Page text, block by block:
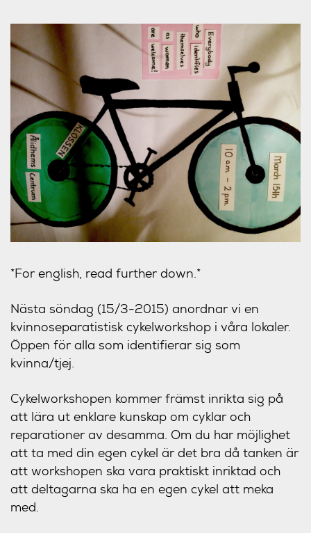
*For english, read further down.*
Nästa söndag (15/3-2015) anordnar vi en
kvinnoseparatistisk cykelworkshop i våra lokaler.
Öppen för alla som identifierar sig som
kvinna/tjej.
Cykelworkshopen kommer främst inrikta sig på
att lära ut enklare kunskap om cyklar och
reparationer av desamma. Om du har möjlighet
att ta med din egen cykel är det bra då tanken är
att workshopen ska vara praktiskt inriktad och
att deltagarna ska ha en egen cykel att meka
med.